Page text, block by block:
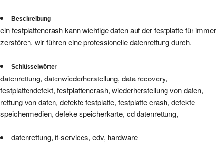
Beschreibung
ein festplattencrash kann wichtige daten auf der festplatte für immer
zerstören. wir führen eine professionelle datenrettung durch.
Schlüsselwörter
datenrettung, datenwiederherstellung, data recovery,
festplattendefekt, festplattencrash, wiederherstellung von daten,
rettung von daten, defekte festplatte, festplatte crash, defekte
speichermedien, defeke speicherkarte, cd datenrettung,
datenrettung, it-services, edv, hardware